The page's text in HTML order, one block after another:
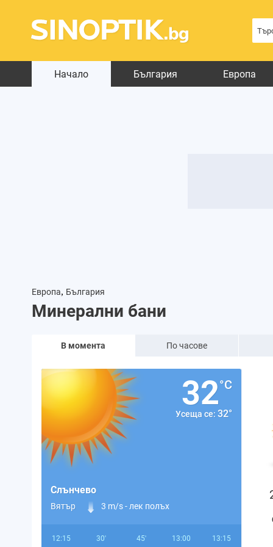
Начало България Европа
Европа, България
Минерални бани
В момента По часове
32°C
Усеща се: 32°
Слънчево
Вятър 3 m/s - лек полъх
12:15 30' 45' 13:00 13:15